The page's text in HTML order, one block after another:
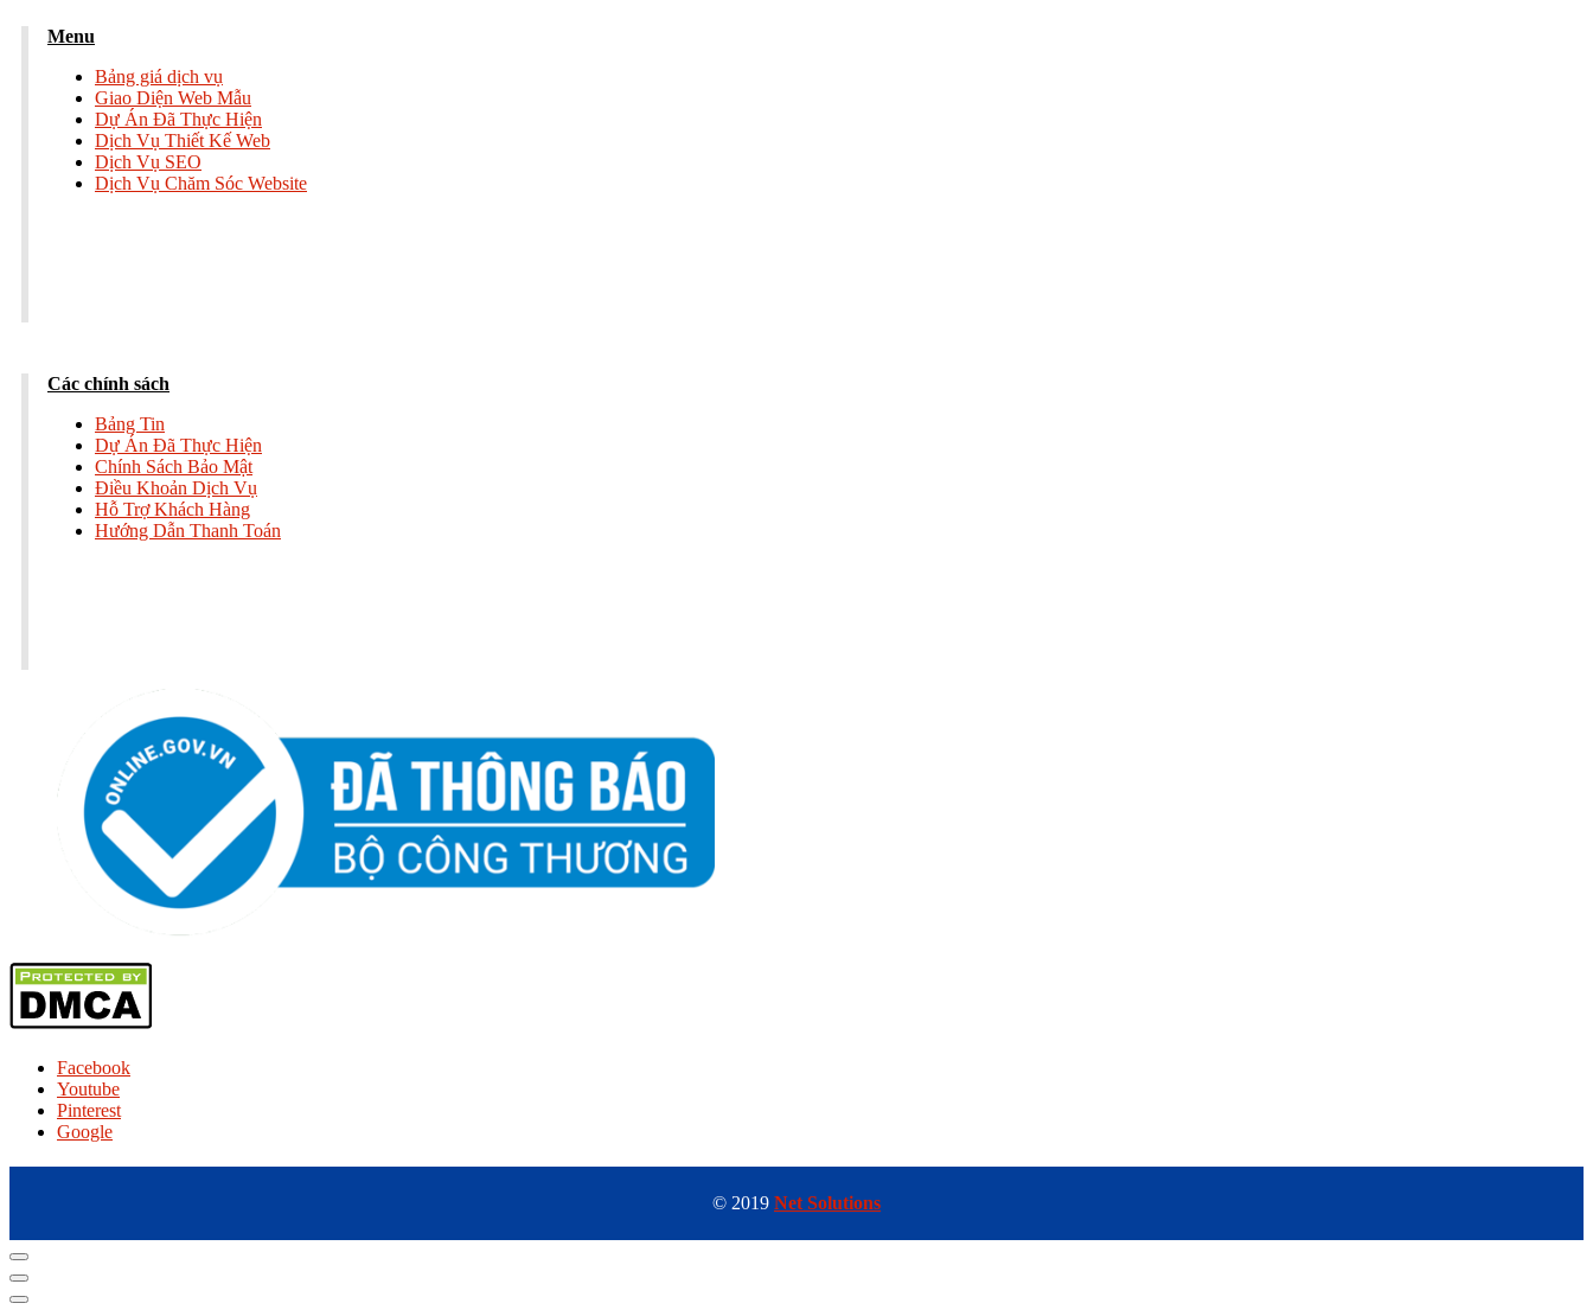
Menu
Bảng giá dịch vụ
Giao Diện Web Mẫu
Dự Án Đã Thực Hiện
Dịch Vụ Thiết Kế Web
Dịch Vụ SEO
Dịch Vụ Chăm Sóc Website
Các chính sách
Bảng Tin
Dự Án Đã Thực Hiện
Chính Sách Bảo Mật
Điều Khoản Dịch Vụ
Hỗ Trợ Khách Hàng
Hướng Dẫn Thanh Toán
Facebook
Youtube
Pinterest
Google
© 2019 Net Solutions